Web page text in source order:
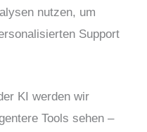
nutzen, um
Support
KI werden wir
Tools sehen –